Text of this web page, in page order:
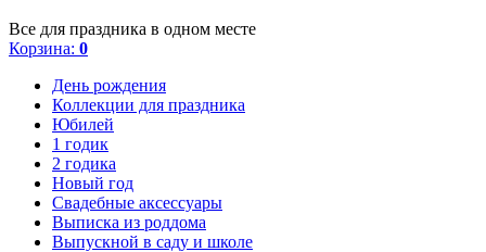
Все для праздника в одном месте
Корзина: 0
День рождения
Коллекции для праздника
Юбилей
1 годик
2 годика
Новый год
Свадебные аксессуары
Выписка из роддома
Выпускной в саду и школе